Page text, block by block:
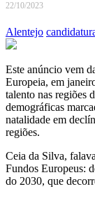
22/10/2023
Alentejo
Este anúncio vem
Europeia, em
talento nas regiões
demográficas
natalidade em
regiões.
Ceia da Silva,
Fundos Europeus:
do 2030, que